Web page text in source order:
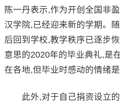
陈一丹表示,作为开创全国非
汉学院,已经迎来新的学期。
后回到学校,教学秩序已逐步
意思的2020年的毕业典礼,是
在各地,但毕业时感动的情绪
此外,对于自己捐资设立的